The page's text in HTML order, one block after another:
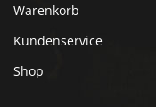
Warenkorb
Kundenservice
Shop